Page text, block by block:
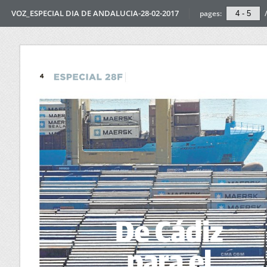
VOZ_ESPECIAL DIA DE ANDALUCIA-28-02-2017 pages: /